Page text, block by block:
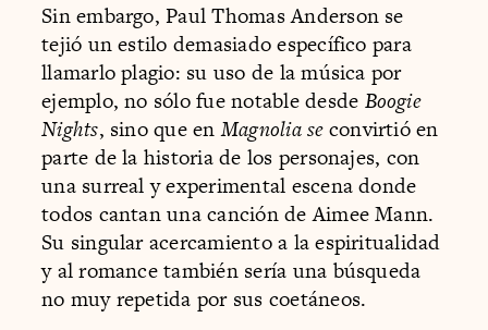
Sin embargo, Paul Thomas Anderson se
tejió un estilo demasiado específico para
llamarlo plagio: su uso de la música por
ejemplo, no sólo fue notable desde Boogie
Nights, sino que enMagnolia seconvirtió en
parte de la historia de los personajes, con
una surreal y experimental escena donde
todos cantan una canción de Aimee Mann.
Su singular acercamiento a la espiritualidad
y al romance también sería una búsqueda
no muy repetida por sus coetáneos.